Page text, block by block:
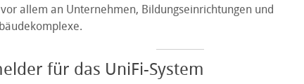
allem an Unternehmen, Bildungseinrichtungen und
für das UniFi-System